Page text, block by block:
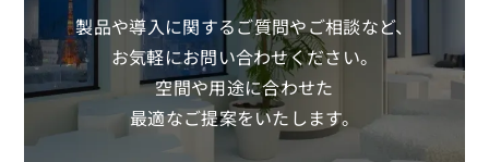
製品や導入に関するご質問やご相談など、
お気軽にお問い合わせください。
空間や用途に合わせた
最適なご提案をいたします。